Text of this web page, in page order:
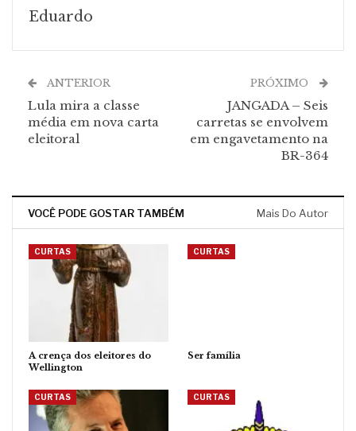
Eduardo
ANTERIOR
Lula mira a classe
média em nova carta
eleitoral
PRÓXIMO
JANGADA – Seis
carretas se envolvem
em engavetamento na
BR-364
VOCÊ PODE GOSTAR TAMBÉM Mais Do Autor
CURTAS
A crença dos eleitores do
Wellington
CURTAS
Ser família
CURTAS CURTAS